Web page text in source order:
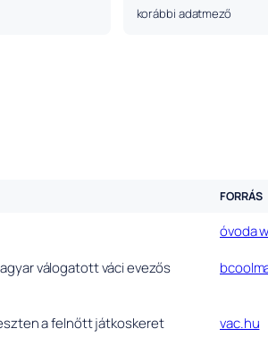
korábbi adatmező
FORRÁS
óvoda
válogatott váci evezős
a felnőtt játkoskeret
vac.hu